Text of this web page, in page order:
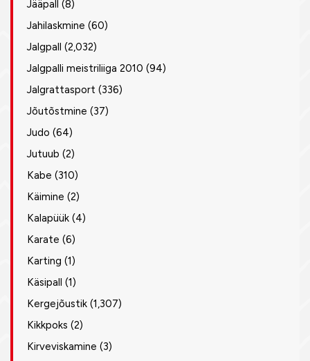
Jääpall (8)
Jahilaskmine (60)
Jalgpall (2,032)
Jalgpalli meistriliiga 2010 (94)
Jalgrattasport (336)
Jõutõstmine (37)
Judo (64)
Jutuub (2)
Kabe (310)
Käimine (2)
Kalapüük (4)
Karate (6)
Karting (1)
Käsipall (1)
Kergejõustik (1,307)
Kikkpoks (2)
Kirveviskamine (3)